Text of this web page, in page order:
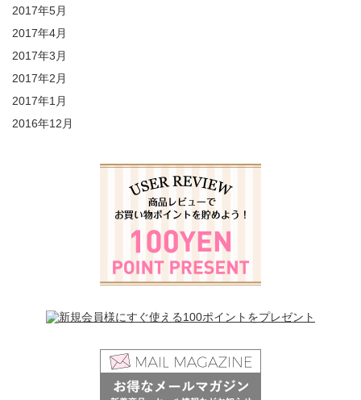
2017年5月
2017年4月
2017年3月
2017年2月
2017年1月
2016年12月